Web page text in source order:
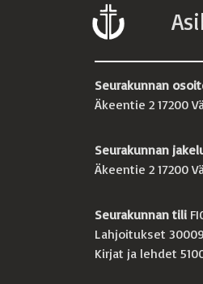
Seurakunnan
Äkeentie 2 17200
Seurakunnan
Äkeentie 2 17200
Seurakunnan tili
Lahjoitukset 30009
Kirjat ja lehdet